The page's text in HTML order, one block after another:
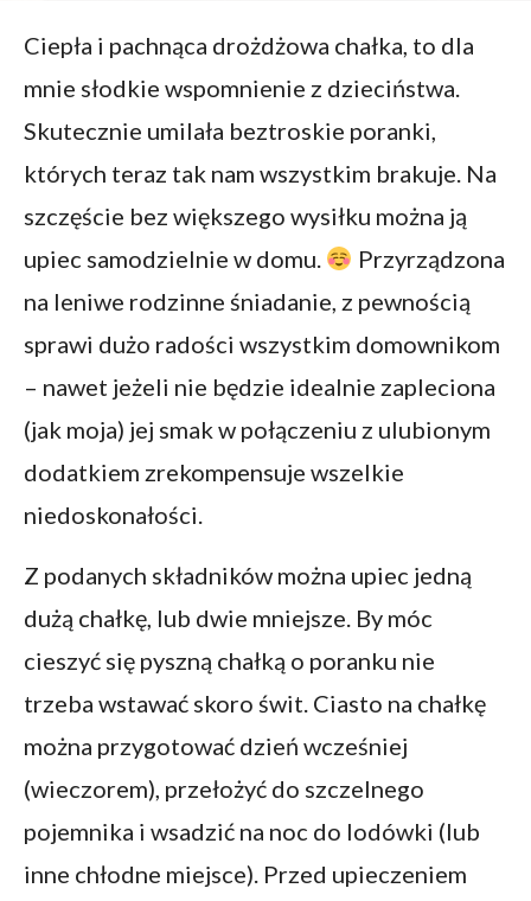
Ciepła i pachnąca drożdżowa chałka, to dla
mnie słodkie wspomnienie z dzieciństwa.
Skutecznie umilała beztroskie poranki,
których teraz tak nam wszystkim brakuje. Na
szczęście bez większego wysiłku można ją
upiec samodzielnie w domu.
Przyrządzona
na leniwe rodzinne śniadanie, z pewnością
sprawi dużo radości wszystkim domownikom
– nawet jeżeli nie będzie idealnie zapleciona
(jak moja) jej smak w połączeniu z ulubionym
dodatkiem zrekompensuje wszelkie
niedoskonałości.
Z podanych składników można upiec jedną
dużą chałkę, lub dwie mniejsze. By móc
cieszyć się pyszną chałką o poranku nie
trzeba wstawać skoro świt. Ciasto na chałkę
można przygotować dzień wcześniej
(wieczorem), przełożyć do szczelnego
pojemnika i wsadzić na noc do lodówki (lub
inne chłodne miejsce). Przed upieczeniem